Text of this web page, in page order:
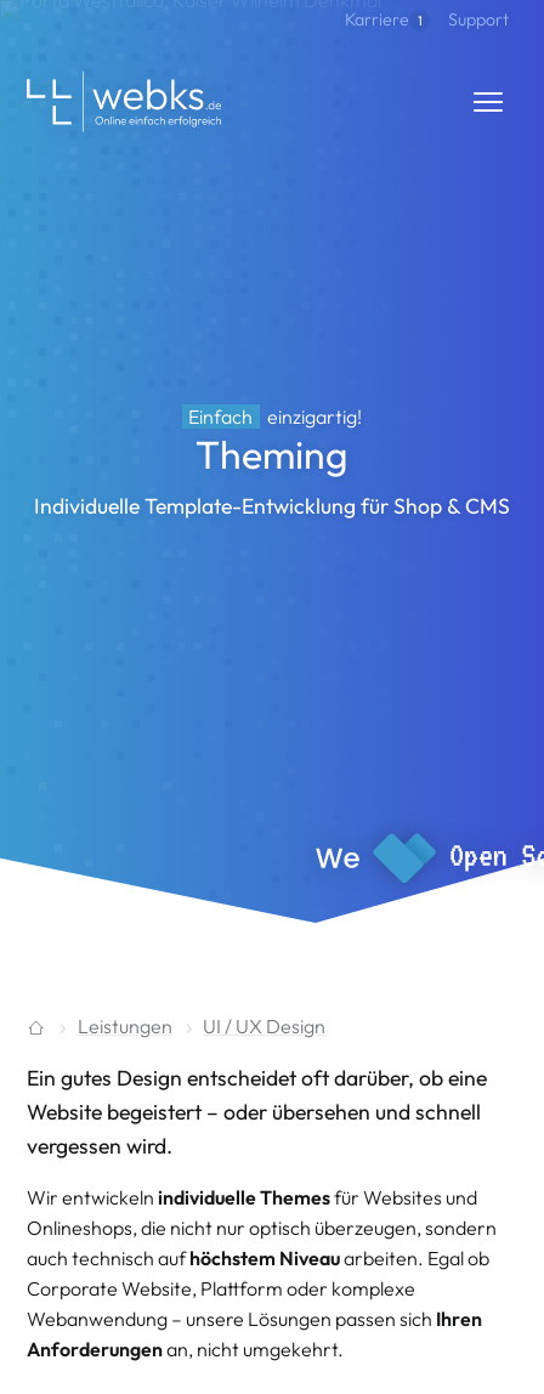
Karriere 1 Support
webks: websolutions kept simple
Einfach einzigartig!
Theming
Individuelle Template-Entwicklung für Shop & CMS
Leistungen UI / UX Design
Ein gutes Design entscheidet oft darüber, ob eine
Website begeistert – oder übersehen und schnell
vergessen wird.
Wir entwickelnindividuelle Themesfür Websites und
Onlineshops, die nicht nur optisch überzeugen, sondern
auch technisch aufhöchstem Niveauarbeiten. Egal ob
Corporate Website, Plattform oder komplexe
Webanwendung – unsere Lösungen passen sich Ihren
Anforderungenan, nicht umgekehrt.